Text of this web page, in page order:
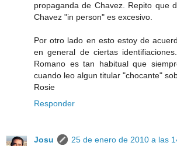
propaganda de Chavez. Repito que
Chavez "in person" es excesivo.
Por otro lado en esto estoy de
en general de ciertas
Romano es tan habitual que
cuando leo algun titular "chocante"
Rosie
Responder
Josu
25 de enero de 2010 a las